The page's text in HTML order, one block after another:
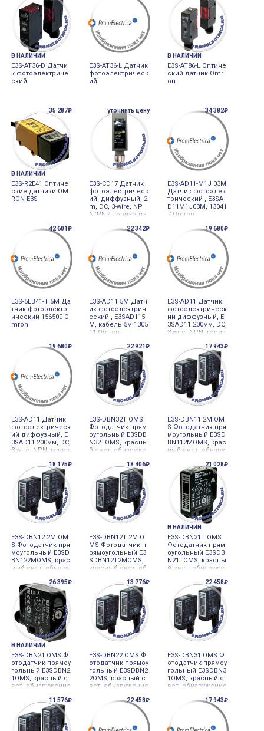
В НАЛИЧИИ
E3S-AT36-D Датчи
к фотоэлектриче
ский
E3S-AT36-L Датчик
фотоэлектрическ
ий
В НАЛИЧИИ
E3S-AT86-L Оптиче
ский датчик Omr
on
35 287₽
В НАЛИЧИИ
E3S-R2E41 Оптиче
ские датчики OM
RON E3S
уточнить цену
E3S-CD17 Датчик
фотоэлектрическ
ий, диффузный, 2
m, DC, 3-wire, NP
N/PNP, горизонта
34 382₽
E3S-AD11-M1J 03M
Датчик фотоэлек
трический , E3SA
D11M1J03M, 13041
7 Omron
42 601₽
E3S-5LB41-T 5M Да
тчик фотоэлектр
ический 156500 O
mron
22 342₽
E3S-AD11 5M Датч
ик фотоэлектрич
еский , E3SAD115
M, кабель 5м 1305
11 Omron
19 680₽
E3S-AD11 Датчик
фотоэлектрическ
ий диффузный, E
3SAD11 200мм, DC,
3-wire, NPN, гориз
ь 2м 130510 Omro
19 680₽
E3S-AD11 Датчик
фотоэлектрическ
ий диффузный, E
3SAD11 200мм, DC,
3-wire, NPN, гориз
ь 2м 130510 Omro
22 921₽
E3S-DBN32T OMS
Фотодатчик прям
оугольный E3SDB
N32TOMS, красны
й свет, обнаруже
объектов, многоо
боротный потенц
иометр, 0-07м, NP
N, НО+НЗ, хвост с
разъёмом M12 66
8064 Omron
17 943₽
E3S-DBN11 2M OM
S Фотодатчик пря
моугольный E3SD
BN112MOMS, крас
ный свет, обнару
ых объектов, кно
пкка обучения S
martTeach, 0-45м,
NPN, НО+НЗ, кабе
ль 2м 668055 Omr
on
18 175₽
E3S-DBN12 2M OM
S Фотодатчик пря
моугольный E3SD
BN122MOMS, крас
ный свет, обнару
ых объектов, узки
й луч, кнопкка об
учения SmartTeac
h, 0-07м, NPN, НО+
НЗ, кабель 2м 668
067 Omron
18 406₽
E3S-DBN12T 2M O
MS Фотодатчик п
рямоугольный E3
SDBN12T2MOMS,
красный свет, об
ачных объектов,
узкий луч, многоо
боротный потенц
иометр, 0-07м, NP
N, НО+НЗ, кабель
2м 668063 Omron
21 028₽
В НАЛИЧИИ
E3S-DBN21T OMS
Фотодатчик прям
оугольный E3SDB
N21TOMS, красны
й свет, обнаруже
объектов, многоо
боротный потенц
иометр, 0-45м, NP
N, НО+НЗ, разъём
M12 393257 Omron
26 395₽
В НАЛИЧИИ
E3S-DBN21 OMS Ф
отодатчик прямоу
гольный E3SDBN2
1OMS, красный с
вет, обнаружение
ктов, кнопкка обу
чения SmartTeac
h, 0-45м, NPN, НО+
НЗ, разъём M12 3
13 776₽
E3S-DBN22 OMS Ф
отодатчик прямоу
гольный E3SDBN2
2OMS, красный с
вет, обнаружение
ктов, узкий луч, к
нопкка обучения
SmartTeach, 0-07
м, NPN, НО+НЗ, ра
22 458₽
E3S-DBN31 OMS Ф
отодатчик прямоу
гольный E3SDBN3
1OMS, красный с
вет, обнаружение
ктов, кнопкка обу
чения SmartTeac
h, 0-45м, NPN, НО+
НЗ, хвост с разъё
11 576₽ 22 458₽ 17 943₽